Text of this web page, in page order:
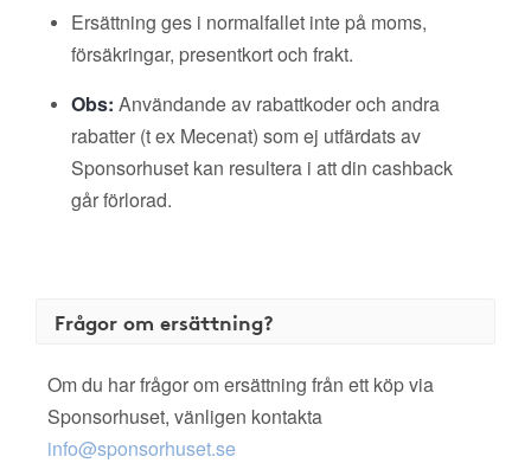
Ersättning ges i normalfallet inte på moms,
försäkringar, presentkort och frakt.
Obs: Användande av rabattkoder och andra
rabatter (t ex Mecenat) som ej utfärdats av
Sponsorhuset kan resultera i att din cashback
går förlorad.
Frågor om ersättning?
Om du har frågor om ersättning från ett köp via
Sponsorhuset, vänligen kontakta
info@sponsorhuset.se